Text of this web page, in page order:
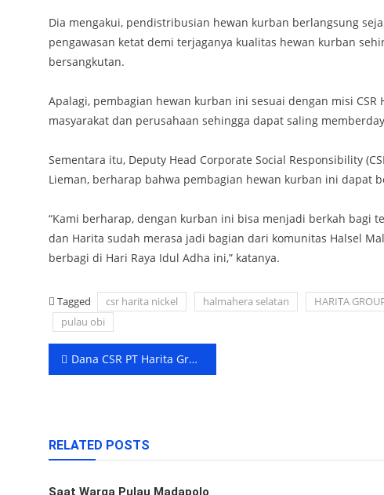
Dia mengakui, pendistribusian hewan kurban berlangsung
pengawasan ketat demi terjaganya kualitas hewan kurban
bersangkutan.
Apalagi, pembagian hewan kurban ini sesuai dengan misi
masyarakat dan perusahaan sehingga dapat saling
Sementara itu, Deputy Head Corporate Social Responsibility
Lieman, berharap bahwa pembagian hewan kurban ini dapat
“Kami berharap, dengan kurban ini bisa menjadi berkah bagi
dan Harita sudah merasa jadi bagian dari komunitas Halsel
berbagi di Hari Raya Idul Adha ini,” katanya.
Tagged csr harita nickel halmahera selatan HARITA
pulau obi
Post
Dana CSR PT Harita Group Di Pulau Obi Dianggap Belum Tepat Sasaran
RELATED POSTS
Saat Warga Pulau Madapolo